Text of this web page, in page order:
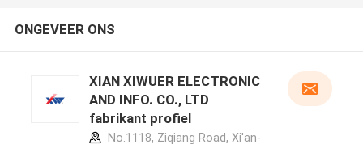
ONGEVEER ONS
XIAN XIWUER ELECTRONIC
AND INFO. CO., LTD
fabrikant profiel
No.1118, Ziqiang Road, Xi'an-